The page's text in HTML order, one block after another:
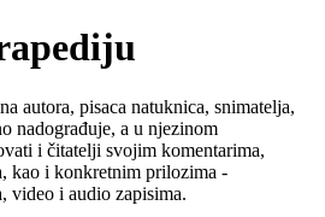
autora, pisaca natuknica, snimatelja,
nadograđuje, a u njezinom
i čitatelji svojim komentarima,
kao i konkretnim prilozima -
video i audio zapisima.